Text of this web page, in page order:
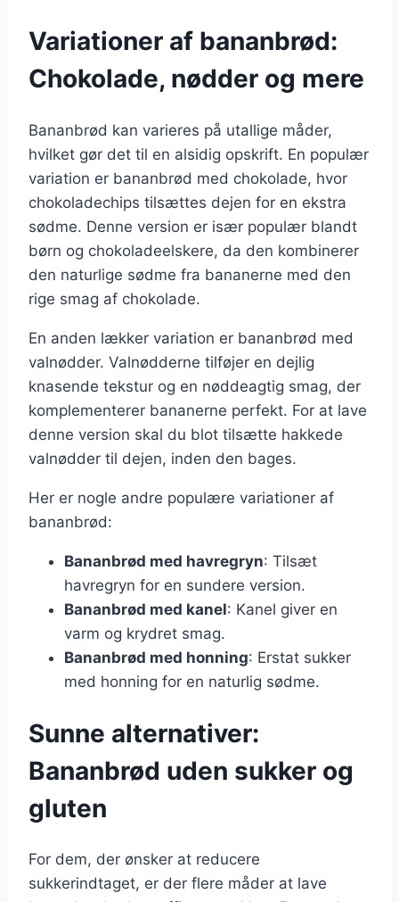
Variationer af bananbrød:
Chokolade, nødder og mere
Bananbrød kan varieres på utallige måder,
hvilket gør det til en alsidig opskrift. En populær
variation er bananbrød med chokolade, hvor
chokoladechips tilsættes dejen for en ekstra
sødme. Denne version er især populær blandt
børn og chokoladeelskere, da den kombinerer
den naturlige sødme fra bananerne med den
rige smag af chokolade.
En anden lækker variation er bananbrød med
valnødder. Valnødderne tilføjer en dejlig
knasende tekstur og en nøddeagtig smag, der
komplementerer bananerne perfekt. For at lave
denne version skal du blot tilsætte hakkede
valnødder til dejen, inden den bages.
Her er nogle andre populære variationer af
bananbrød:
Bananbrød med havregryn: Tilsæt
havregryn for en sundere version.
Bananbrød med kanel: Kanel giver en
varm og krydret smag.
Bananbrød med honning: Erstat sukker
med honning for en naturlig sødme.
Sunne alternativer:
Bananbrød uden sukker og
gluten
For dem, der ønsker at reducere
sukkerindtaget, er der flere måder at lave